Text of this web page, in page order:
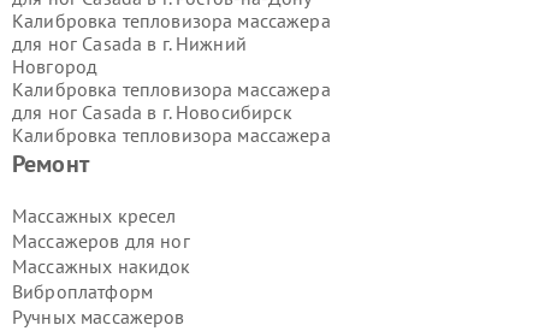
Ремонт
Массажных кресел
Массажеров для ног
Массажных накидок
Виброплатформ
Ручных массажеров
Калибровка тепловизора массажера
для ног Casada в г. Нижний
Новгород
Калибровка тепловизора массажера
для ног Casada в г. Новосибирск
Калибровка тепловизора массажера
для ног Casada в г.
для ног Casada в г.
Калибровка тепловизора массажера
для ног Casada в г.Воронеж
Калибровка тепловизора массажера
для ног Casada в г.
Калибровка тепловизора массажера